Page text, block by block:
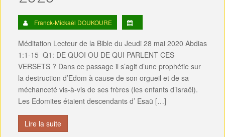
Franck-Mickaël DOUKOURE
Méditation Lecteur de la Bible du Jeudi 28 mai 2020 Abdias
1:1-15 Q1: DE QUOI OU DE QUI PARLENT CES
VERSETS ? Dans ce passage il s’agit d’une prophétie sur
la destruction d’Edom à cause de son orgueil et de sa
méchanceté vis-à-vis de ses frères (les enfants d’Israël).
Les Edomites étaient descendants d’ Esaü […]
Lire la suite